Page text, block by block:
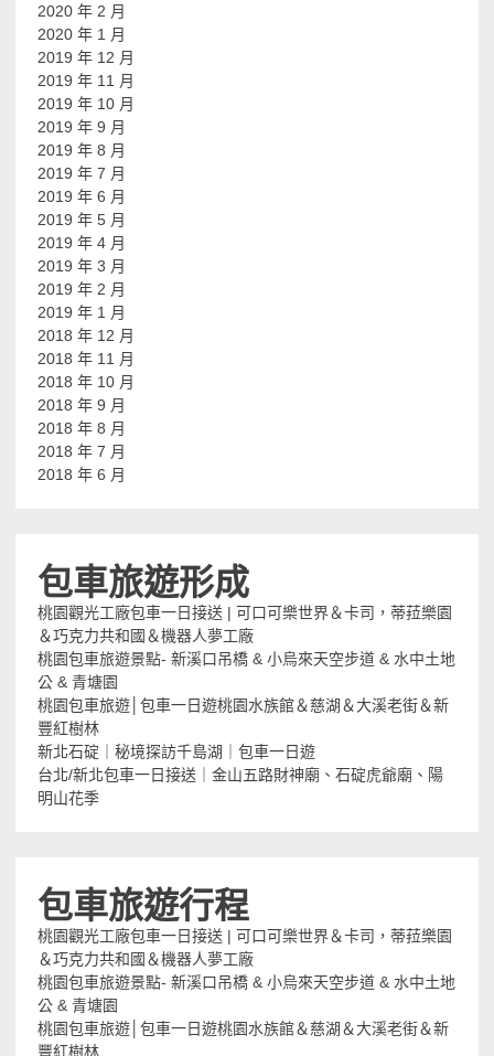
2020 年 2 月
2020 年 1 月
2019 年 12 月
2019 年 11 月
2019 年 10 月
2019 年 9 月
2019 年 8 月
2019 年 7 月
2019 年 6 月
2019 年 5 月
2019 年 4 月
2019 年 3 月
2019 年 2 月
2019 年 1 月
2018 年 12 月
2018 年 11 月
2018 年 10 月
2018 年 9 月
2018 年 8 月
2018 年 7 月
2018 年 6 月
包車旅遊形成
桃園觀光工廠包車一日接送 | 可口可樂世界＆卡司，蒂菈樂園
＆巧克力共和國＆機器人夢工廠
桃園包車旅遊景點- 新溪口吊橋 & 小烏來天空步道 & 水中土地
公 & 青塘園
桃園包車旅遊│包車一日遊桃園水族館＆慈湖＆大溪老街＆新
豐紅樹林
新北石碇｜秘境探訪千島湖｜包車一日遊
台北/新北包車一日接送｜金山五路財神廟、石碇虎爺廟、陽
明山花季
包車旅遊行程
桃園觀光工廠包車一日接送 | 可口可樂世界＆卡司，蒂菈樂園
＆巧克力共和國＆機器人夢工廠
桃園包車旅遊景點- 新溪口吊橋 & 小烏來天空步道 & 水中土地
公 & 青塘園
桃園包車旅遊│包車一日遊桃園水族館＆慈湖＆大溪老街＆新
豐紅樹林